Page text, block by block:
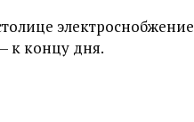
электроснобжение
к концу дня.